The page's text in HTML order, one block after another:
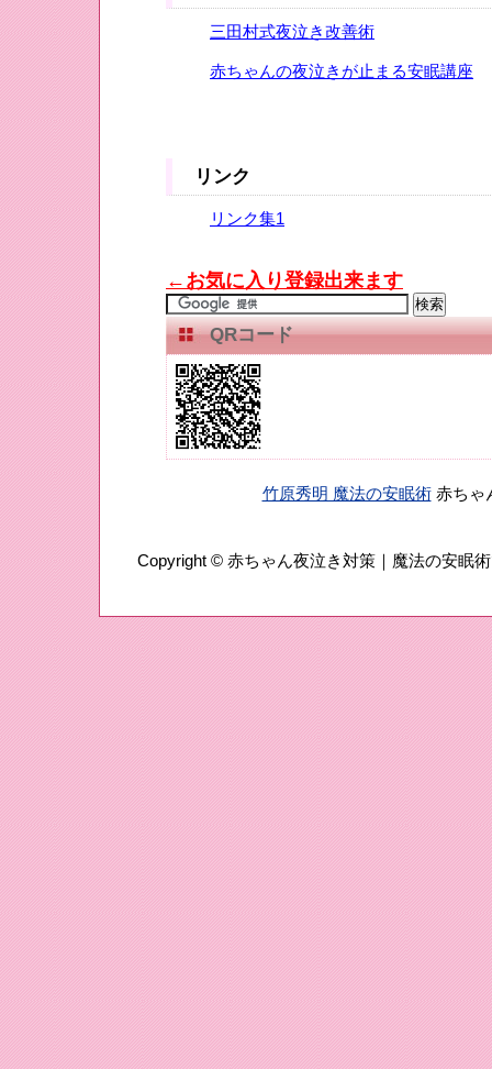
三田村式夜泣き改善術
赤ちゃんの夜泣きが止まる安眠講座
リンク
リンク集1
←お気に入り登録出来ます
QRコード
竹原秀明 魔法の安眠術赤ちゃ
Copyright © 赤ちゃん夜泣き対策｜魔法の安眠